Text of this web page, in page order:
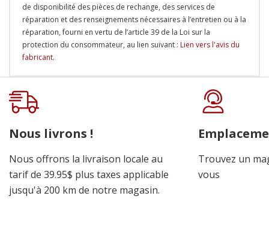
de disponibilité des pièces de rechange, des services de
réparation et des renseignements nécessaires à l’entretien ou à la
réparation, fourni en vertu de l’article 39 de la Loi sur la
protection du consommateur, au lien suivant : Lien vers l'avis du
fabricant.
Onglet
personnalisé
Nous livrons !
Nous offrons la livraison locale au
tarif de 39.95$ plus taxes applicable
jusqu'à 200 km de notre magasin.
Trouvez un
vous